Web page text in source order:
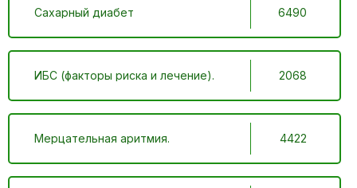
Сахарный диабет 6490
ИБС (факторы риска и лечение). 2068
Мерцательная аритмия. 4422